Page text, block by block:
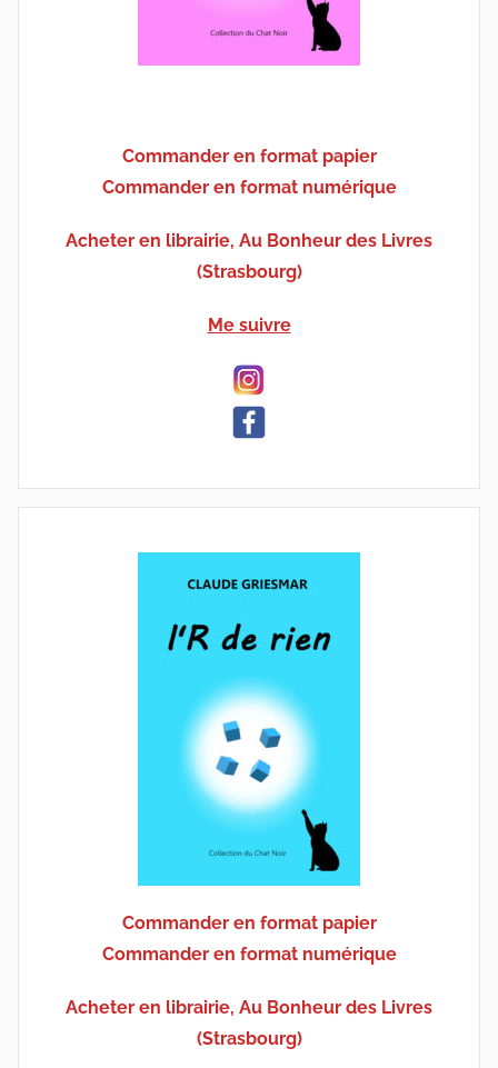
Commander en format papier
Commander en format numérique
Acheter en librairie, Au Bonheur des Livres
(Strasbourg)
Me suivre
Commander en format papier
Commander en format numérique
Acheter en librairie, Au Bonheur des Livres
(Strasbourg)